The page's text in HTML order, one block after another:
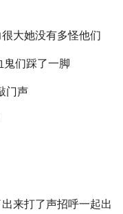
大她没有多怪他们
鬼们踩了一脚
门声
来打了声招呼一起出